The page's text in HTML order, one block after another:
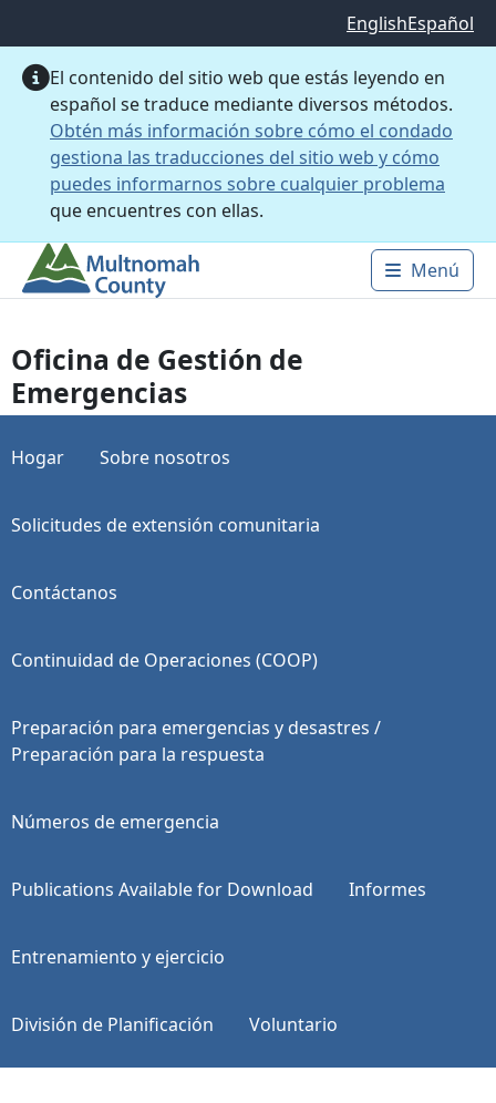
EnglishEspañol
El contenido del sitio web que estás leyendo en
español se traduce mediante diversos métodos.
Obtén más información sobre cómo el condado
gestiona las traducciones del sitio web y cómo
puedes informarnos sobre cualquier problema
que encuentres con ellas.
Main
Menú
Oficina de Gestión de
Emergencias
Hogar Sobre nosotros
Solicitudes de extensión comunitaria
Contáctanos
Continuidad de Operaciones (COOP)
Preparación para emergencias y desastres /
Preparación para la respuesta
Números de emergencia
Publications Available for Download Informes
Entrenamiento y ejercicio
División de Planificación Voluntario